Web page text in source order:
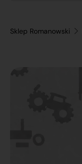
Sklep Romanowski